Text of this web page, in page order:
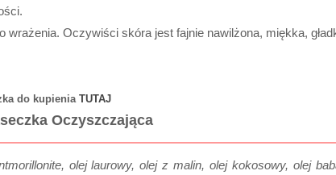
Oczywiści skóra jest fajnie nawilżona, miękka,
do kupienia TUTAJ
Oczyszczająca
olej laurowy, olej z malin, olej kokosowy, olej